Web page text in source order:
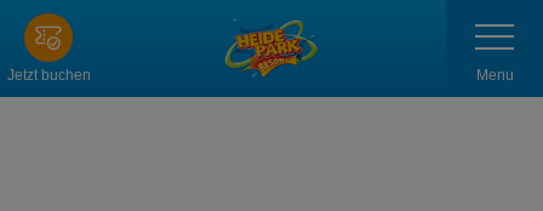
Zum
Hauptinhalt
springen
Jetzt buchen
anzeigen
Menu